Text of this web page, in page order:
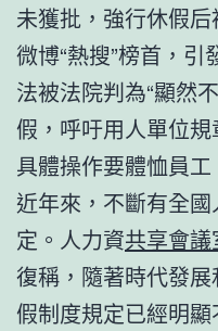
未獲批，強行休假
微博“熱搜”榜首，
法被法院判為“顯然
假，呼吁用人單位規
具體操作要體恤員工
近年來，不斷有全
定。人力資共享會議
復稱，隨著時代發
假制度規定已經明